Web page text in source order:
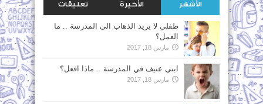
الأشهر الأخيرة تعليقات
طفلي لا يريد الذهاب الى المدرسة .. ما
العمل؟
مارس 18, 2017
ابني عنيف في المدرسة .. ماذا افعل؟
مارس 18, 2017